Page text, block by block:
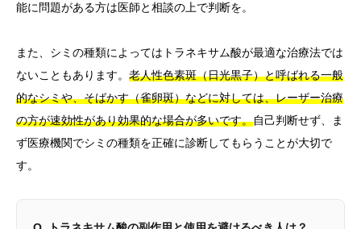
能に問題がある方は医師と相談の上で判断を。
また、シミの種類によってはトラネキサム酸が最適な治療法では
ないこともあります。 老人性色素斑（日光黒子）と呼ばれる一般
的なシミや、そばかす（雀卵斑）などに対しては、レーザー治療
の方が速効性があり効果的な場合が多いです。自己判断せず、ま
ず医療機関でシミの種類を正確に診断してもらうことが大切で
す。